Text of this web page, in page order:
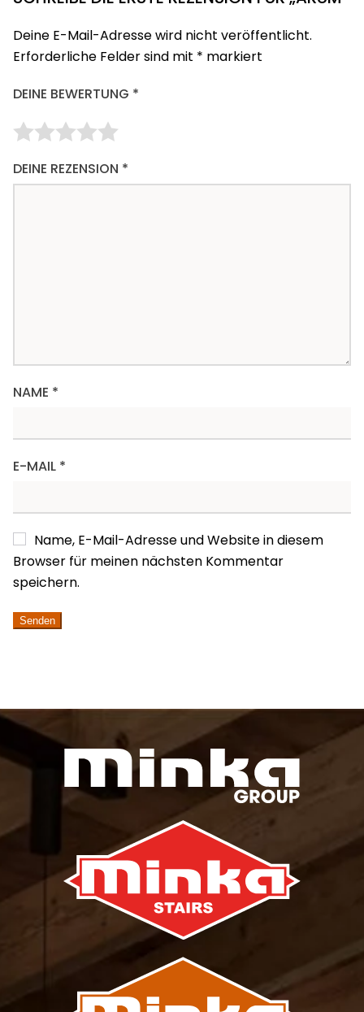
Deine E-Mail-Adresse wird nicht veröffentlicht.
Erforderliche Felder sind mit * markiert
DEINE BEWERTUNG *
DEINE REZENSION *
NAME *
E-MAIL *
Name, E-Mail-Adresse und Website in diesem
Browser für meinen nächsten Kommentar
speichern.